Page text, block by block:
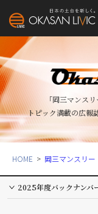
「岡三マンス
トピック満載の広報
HOME 岡三マンスリー
2025年度バックナンバ